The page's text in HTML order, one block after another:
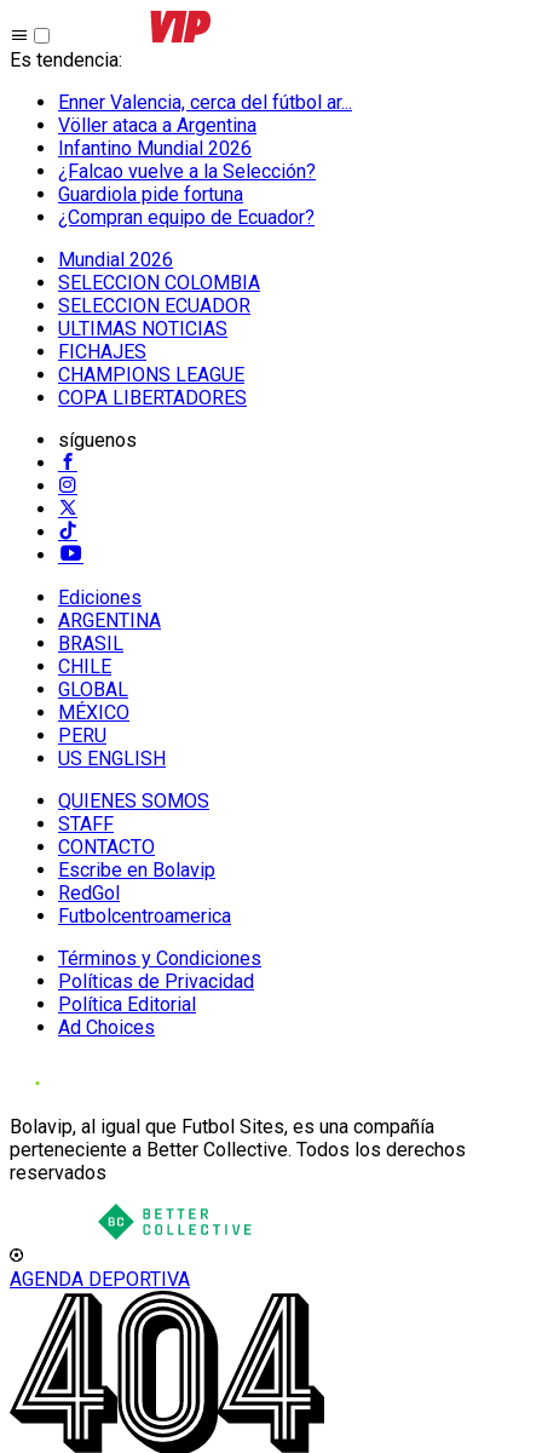
Es tendencia:
Enner Valencia, cerca del fútbol ar...
Völler ataca a Argentina
Infantino Mundial 2026
¿Falcao vuelve a la Selección?
Guardiola pide fortuna
¿Compran equipo de Ecuador?
Mundial 2026
SELECCION COLOMBIA
SELECCION ECUADOR
ULTIMAS NOTICIAS
FICHAJES
CHAMPIONS LEAGUE
COPA LIBERTADORES
síguenos
Ediciones
ARGENTINA
BRASIL
CHILE
GLOBAL
MÉXICO
PERU
US ENGLISH
QUIENES SOMOS
STAFF
CONTACTO
Escribe en Bolavip
RedGol
Futbolcentroamerica
Términos y Condiciones
Políticas de Privacidad
Política Editorial
Ad Choices
Bolavip, al igual que Futbol Sites, es una compañía
perteneciente a Better Collective. Todos los derechos
reservados
AGENDA DEPORTIVA